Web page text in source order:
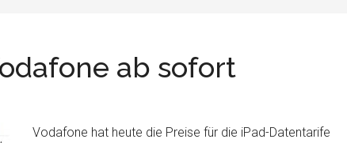
ab sofort
Vodafone hat heute die Preise für die iPad-Datentarife